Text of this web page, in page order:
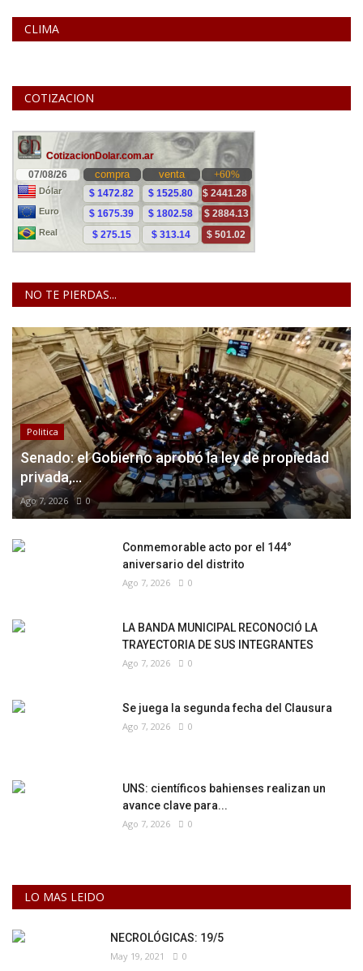
CLIMA
COTIZACION
NO TE PIERDAS...
Politica
Senado: el Gobierno aprobó la ley de propiedad
privada,...
Ago 7, 2026 0
Conmemorable acto por el 144°
aniversario del distrito
Ago 7, 2026 0
LA BANDA MUNICIPAL RECONOCIÓ LA
TRAYECTORIA DE SUS INTEGRANTES
Ago 7, 2026 0
Se juega la segunda fecha del Clausura
Ago 7, 2026 0
UNS: científicos bahienses realizan un
avance clave para...
Ago 7, 2026 0
LO MAS LEIDO
NECROLÓGICAS: 19/5
May 19, 2021 0